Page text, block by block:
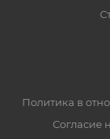
Политика в
Согласие